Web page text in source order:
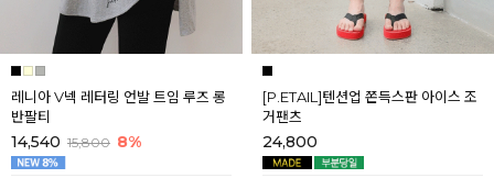
레니아 V넥 레터링 언발 트임 루즈 롱
반팔티
14,540 15,800 8%
[P.ETAIL]텐션업 쫀득스판 아이스 조
거팬츠
24,800